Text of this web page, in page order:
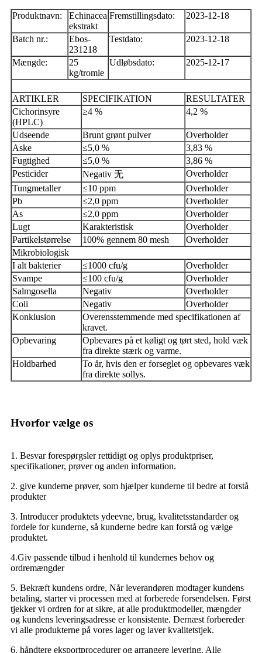
Produktnavn:
Echinacea
ekstrakt
Fremstillingsdato: 2023-12-18
Batch nr.:
Ebos-
231218
Testdato: 2023-12-18
Mængde:
25
kg/tromle
Udløbsdato: 2025-12-17
ARTIKLER SPECIFIKATION
RESULTATER
Cichorinsyre
(HPLC)
≥4 % 4,2 %
Udseende Brunt grønt pulver
Overholder
Aske
≤5,0 %
3,83 %
Fugtighed
≤5,0 %
3,86 %
Pesticider
Negativ 无
Overholder
Tungmetaller
≤10 ppm
Overholder
Pb
≤2,0 ppm
Overholder
As
≤2,0 ppm
Overholder
Lugt
Karakteristisk
Overholder
Partikelstørrelse
100% gennem 80 mesh
Overholder
Mikrobiologisk
I alt bakterier
≤1000 cfu/g
Overholder
Svampe
≤100 cfu/g
Overholder
Salmgosella
Negativ
Overholder
Coli
Negativ
Overholder
Konklusion
Overensstemmende med specifikationen af ​​
kravet.
Opbevaring
Opbevares på et køligt og tørt sted, hold væk
fra direkte stærk og varme.
Holdbarhed
To år, hvis den er forseglet og opbevares væk
fra direkte sollys.
Hvorfor vælge os
1. Besvar forespørgsler rettidigt og oplys produktpriser,
specifikationer, prøver og anden information.
2. give kunderne prøver, som hjælper kunderne til bedre at forstå
produkter
3. Introducer produktets ydeevne, brug, kvalitetsstandarder og
fordele for kunderne, så kunderne bedre kan forstå og vælge
produktet.
4.Giv passende tilbud i henhold til kundernes behov og
ordremængder
5. Bekræft kundens ordre, Når leverandøren modtager kundens
betaling, starter vi processen med at forberede forsendelsen. Først
tjekker vi ordren for at sikre, at alle produktmodeller, mængder
og kundens leveringsadresse er konsistente. Dernæst forbereder
vi alle produkterne på vores lager og laver kvalitetstjek.
6. håndtere eksportprocedurer og arrangere levering. Alle